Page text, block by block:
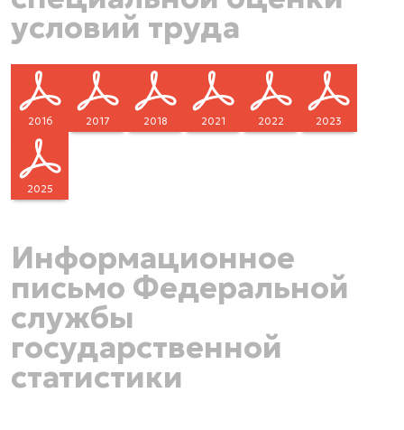
условий труда
2016 2017 2018 2021 2022 2023
2025
Информационное
письмо Федеральной
службы
государственной
статистики